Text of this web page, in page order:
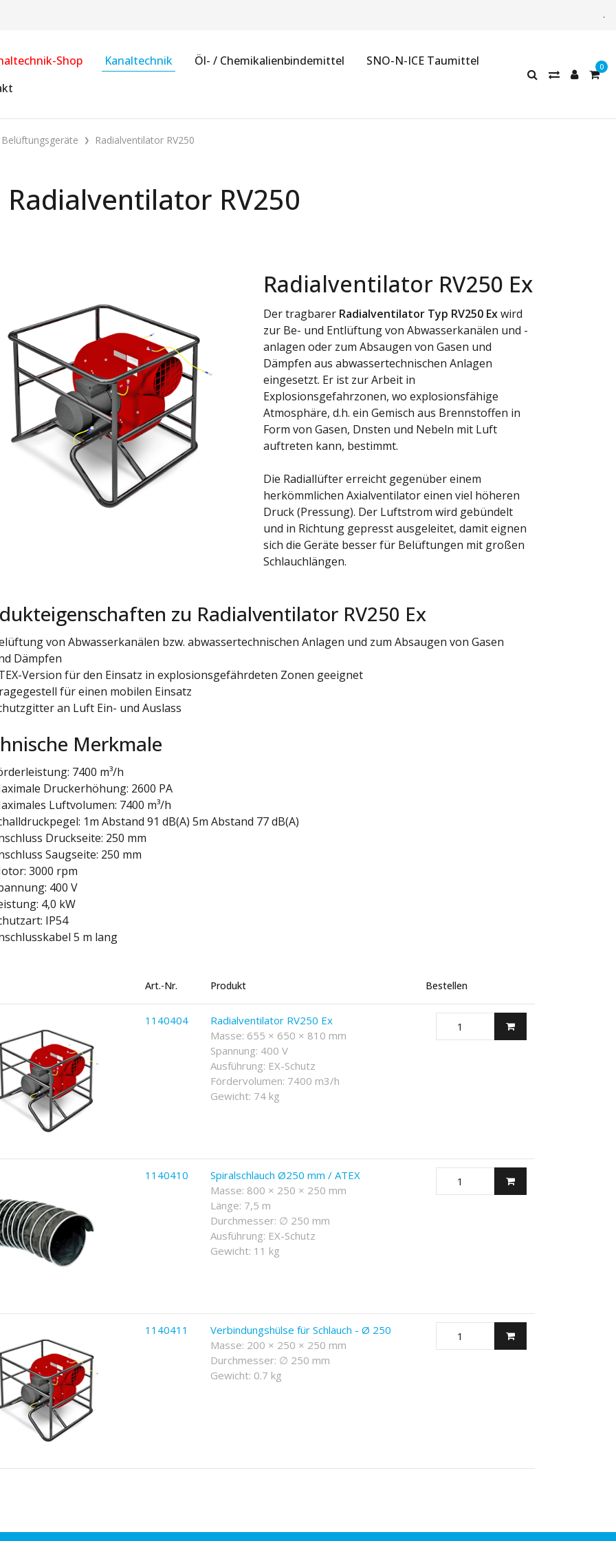
.
Kanaltechnik Öl- / Chemikalienbindemittel
SNO-N-ICE Taumittel
Shop
Belüftungsgeräte Radialventilator RV250
Radialventilator RV250
Radialventilator RV250 Ex
Der tragbarer Radialventilator Typ RV250 Exwird
zur Be- und Entlüftung von Abwasserkanälen und -
anlagen oder zum Absaugen von Gasen und
Dämpfen aus abwassertechnischen Anlagen
eingesetzt. Er ist zur Arbeit in
Explosionsgefahrzonen, wo explosionsfähige
Atmosphäre, d.h. ein Gemisch aus Brennstoffen in
Form von Gasen, Dnsten und Nebeln mit Luft
auftreten kann, bestimmt.
Die Radiallüfter erreicht gegenüber einem
herkömmlichen Axialventilator einen viel höheren
Druck (Pressung). Der Luftstrom wird gebündelt
und in Richtung gepresst ausgeleitet, damit eignen
sich die Geräte besser für Belüftungen mit großen
Schlauchlängen.
zu Radialventilator RV250 Ex
von Abwasserkanälen bzw. abwassertechnischen Anlagen und zum Absaugen von Gasen
Dämpfen
Version für den Einsatz in explosionsgefährdeten Zonen geeignet
für einen mobilen Einsatz
an Luft Ein- und Auslass
Merkmale
7400 m³/h
Druckerhöhung: 2600 PA
Luftvolumen: 7400 m³/h
1m Abstand 91 dB(A) 5m Abstand 77 dB(A)
Druckseite: 250 mm
Saugseite: 250 mm
3000 rpm
400 V
4,0 kW
IP54
5 m lang
Art.-Nr. Produkt Bestellen
1140404
Radialventilator RV250 Ex
Masse: 655 × 650 × 810 mm
Spannung: 400 V
Ausführung: EX-Schutz
Fördervolumen: 7400 m3/h
Gewicht: 74 kg
1140410
Spiralschlauch Ø250 mm / ATEX
Masse: 800 × 250 × 250 mm
Länge: 7,5 m
Durchmesser: ∅ 250 mm
Ausführung: EX-Schutz
Gewicht: 11 kg
1140411
Verbindungshülse für Schlauch - Ø 250
Masse: 200 × 250 × 250 mm
Durchmesser: ∅ 250 mm
Gewicht: 0.7 kg